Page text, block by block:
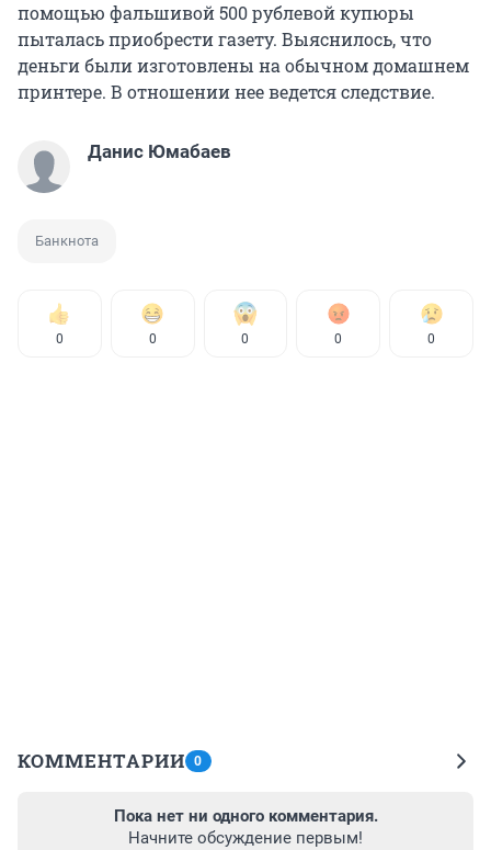
помощью фальшивой 500 рублевой купюры
пыталась приобрести газету. Выяснилось, что
деньги были изготовлены на обычном домашнем
принтере. В отношении нее ведется следствие.
Данис Юмабаев
Банкнота
0 0 0 0 0
КОММЕНТАРИИ 0
Пока нет ни одного комментария.
Начните обсуждение первым!